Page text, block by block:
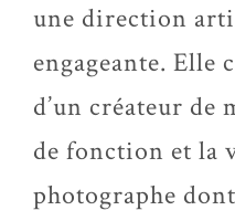
une direction
engageante. Elle
d’un créateur de
de fonction et la
photographe